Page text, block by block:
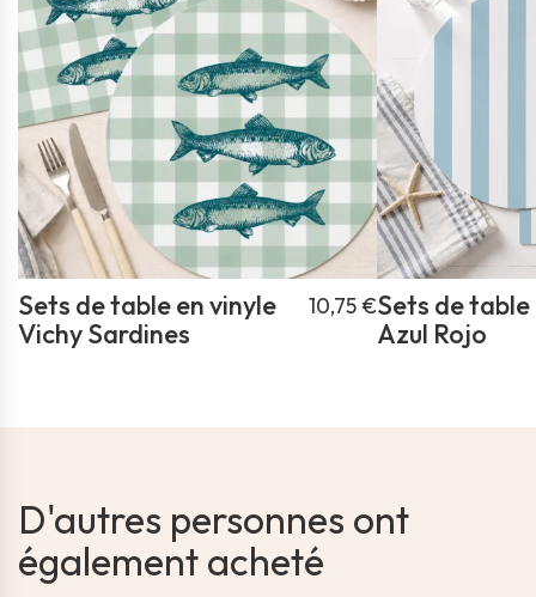
Sets de table en vinyle
Vichy Sardines
10,75 €Sets de table
Azul Rojo
D'autres personnes ont
également acheté